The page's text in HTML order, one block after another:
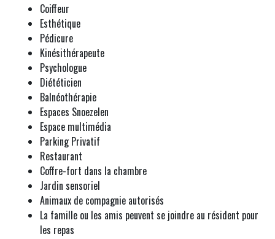
Coiffeur
Esthétique
Pédicure
Kinésithérapeute
Psychologue
Diététicien
Balnéothérapie
Espaces Snoezelen
Espace multimédia
Parking Privatif
Restaurant
Coffre-fort dans la chambre
Jardin sensoriel
Animaux de compagnie autorisés
La famille ou les amis peuvent se joindre au résident pour
les repas